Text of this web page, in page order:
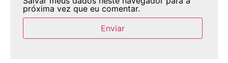
próxima vez que eu comentar.